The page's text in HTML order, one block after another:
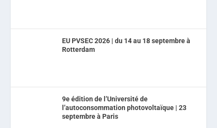
EU PVSEC 2026 | du 14 au 18 septembre à
Rotterdam
9e édition de l’Université de
l’autoconsommation photovoltaïque | 23
septembre à Paris